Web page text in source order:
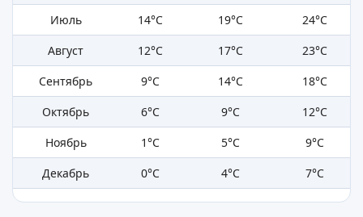
Июль
14°C 19°C
24°C
Август
12°C 17°C
23°C
Сентябрь
9°C 14°C
18°C
Октябрь
6°C 9°C
12°C
Ноябрь
1°C 5°C
9°C
Декабрь
0°C 4°C 7°C